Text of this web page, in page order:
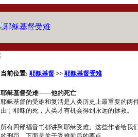
当前位置: 耶稣基督>> 耶稣基督受难
耶稣基督受难――他的死亡
耶稣基督的受难和复活是人类历史上最重要的两
由于耶稣的死，人类才有机会得到永远的拯救。
所有四部福音书都讲到耶稣受难。这些作者给我